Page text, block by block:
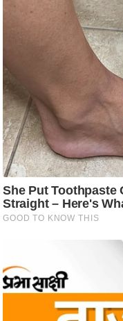
श
रे
लू
नु
स्खे
प
र्य
ट
ल
फि